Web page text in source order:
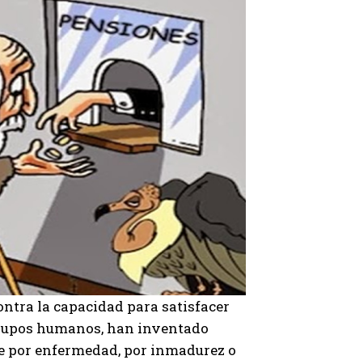
la capacidad para satisfacer
humanos, han inventado
por enfermedad, por inmadurez o